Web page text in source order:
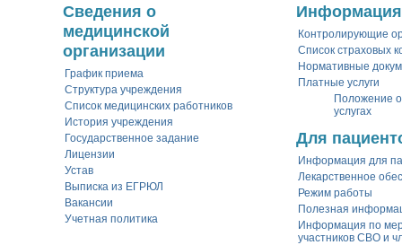
Сведения о
медицинской
организации
График приема
Структура учреждения
Список медицинских работников
История учреждения
Государственное задание
Лицензии
Устав
Выписка из ЕГРЮЛ
Вакансии
Учетная политика
Информация
Контролирующие
Список страховых
Нормативные
Платные услуги
Положение
услугах
Для
Информация для
Лекарственное
Режим работы
Полезная
Информация по
участников СВО и